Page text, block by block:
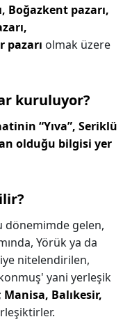
Boğazkent pazarı,
pazarı olmak üzere
kuruluyor?
“Yıva”, Seriklü
olduğu bilgisi yer
dönemimde gelen,
Yörük ya da
nitelendirilen,
yani yerleşik
Manisa, Balıkesir,